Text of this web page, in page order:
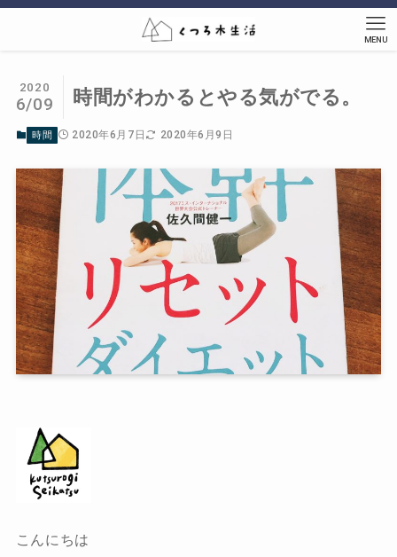
MENU
時間がわかるとやる気がでる。
2020
6/09
時間 2020年6月7日 2020年6月9日
こんにちは